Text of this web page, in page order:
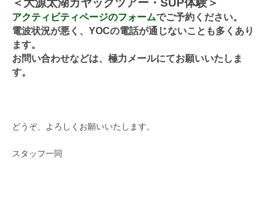
＜大源太湖カヤックツアー・SUP体験＞
アクティビティページのフォームでご予約ください。
電波状況が悪く、YOCの電話が通じないことも多くあり
ます。
お問い合わせなどは、極力メールにてお願いいたしま
す。
どうぞ、よろしくお願いいたします。
スタッフ一同